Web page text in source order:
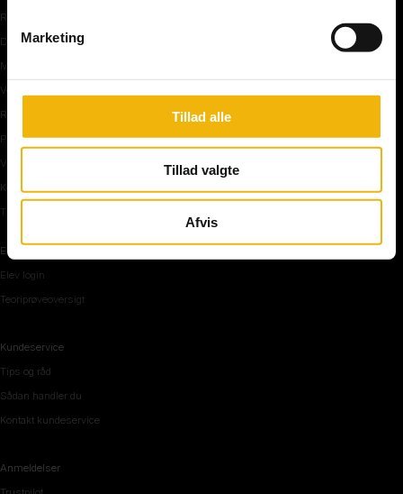
Marketing
Tillad alle
Tillad valgte
Afvis
Risikoforhold
De første manøvre på vej
Manøvre på vej
Vejkryds
Rundkørsel og motorvej
Parkering, mørke og tunnel
Vi mennesker
Køreteknik
Tips og råd inden teoriprøven
Elevområde
Elev login
Teoriprøveoversigt
Kundeservice
Tips og råd
Sådan handler du
Kontakt kundeservice
Anmeldelser